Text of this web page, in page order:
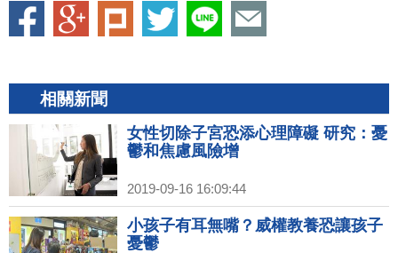
相關新聞
女性切除子宮恐添心理障礙 研究：憂
鬱和焦慮風險增
2019-09-16 16:09:44
小孩子有耳無嘴？威權教養恐讓孩子
憂鬱